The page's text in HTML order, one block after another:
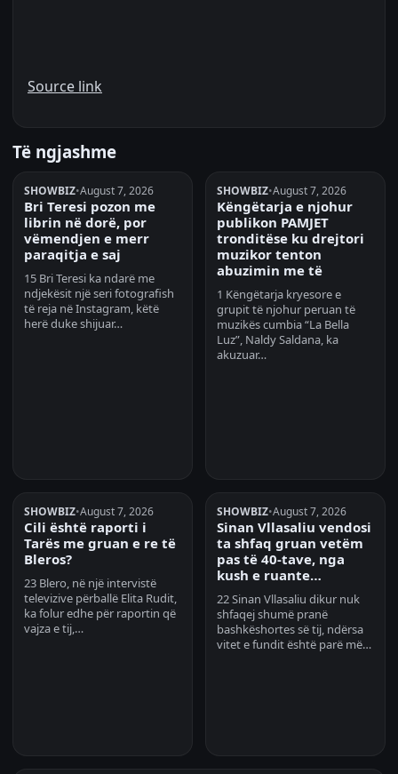
Source link
Të ngjashme
SHOWBIZ•August 7, 2026
Bri Teresi pozon me
librin në dorë, por
vëmendjen e merr
paraqitja e saj
15 Bri Teresi ka ndarë me
ndjekësit një seri fotografish
të reja në Instagram, këtë
herë duke shijuar…
SHOWBIZ•August 7, 2026
Këngëtarja e njohur
publikon PAMJET
tronditëse ku drejtori
muzikor tenton
abuzimin me të
1 Këngëtarja kryesore e
grupit të njohur peruan të
muzikës cumbia “La Bella
Luz”, Naldy Saldana, ka
akuzuar…
SHOWBIZ•August 7, 2026
Cili është raporti i
Tarës me gruan e re të
Bleros?
23 Blero, në një intervistë
televizive përballë Elita Rudit,
ka folur edhe për raportin që
vajza e tij,…
SHOWBIZ•August 7, 2026
Sinan Vllasaliu vendosi
ta shfaq gruan vetëm
pas të 40-tave, nga
kush e ruante…
22 Sinan Vllasaliu dikur nuk
shfaqej shumë pranë
bashkëshortes së tij, ndërsa
vitet e fundit është parë më…